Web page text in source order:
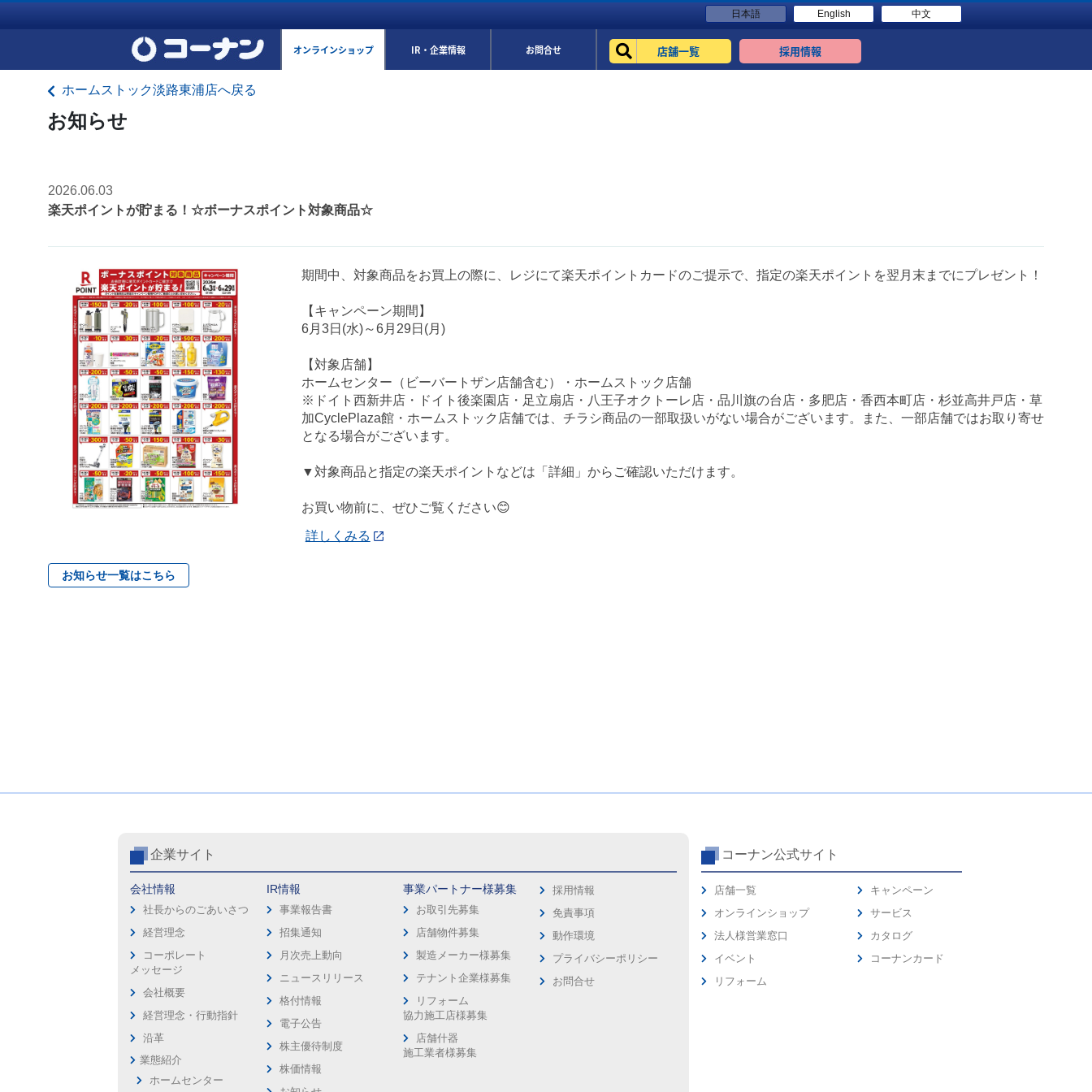
日本語 English 中文
オンラインショップ IR・企業情報 お問合せ 店舗一覧 採用情報
ホームストック淡路東浦店へ戻る
お知らせ
2026.06.03
楽天ポイントが貯まる！☆ボーナスポイント対象商品☆
期間中、対象商品をお買上の際に、レジにて楽天ポイントカードのご提示で、指定の楽天ポイントを翌月末までにプレゼント！
【キャンペーン期間】
6月3日(水)～6月29日(月)
【対象店舗】
ホームセンター（ビーバートザン店舗含む）・ホームストック店舗
※ドイト西新井店・ドイト後楽園店・足立扇店・八王子オクトーレ店・品川旗の台店・多肥店・香西本町店・杉並高井戸店・草
加CyclePlaza館・ホームストック店舗では、チラシ商品の一部取扱いがない場合がございます。また、一部店舗ではお取り寄せ
となる場合がございます。
▼対象商品と指定の楽天ポイントなどは「詳細」からご確認いただけます。
お買い物前に、ぜひご覧ください😊
詳しくみる
お知らせ一覧はこちら
企業サイト
会社情報
社長からのごあいさつ
経営理念
コーポレート
メッセージ
会社概要
経営理念・行動指針
沿革
業態紹介
ホームセンター
IR情報
事業報告書
招集通知
月次売上動向
ニュースリリース
格付情報
電子公告
株主優待制度
株価情報
事業パートナー様募集
お取引先募集
店舗物件募集
製造メーカー様募集
テナント企業様募集
リフォーム
協力施工店様募集
店舗什器
施工業者様募集
採用情報
免責事項
動作環境
プライバシーポリシー
お問合せ
コーナン公式サイト
店舗一覧
オンラインショップ
法人様営業窓口
イベント
リフォーム
キャンペーン
サービス
カタログ
コーナンカード